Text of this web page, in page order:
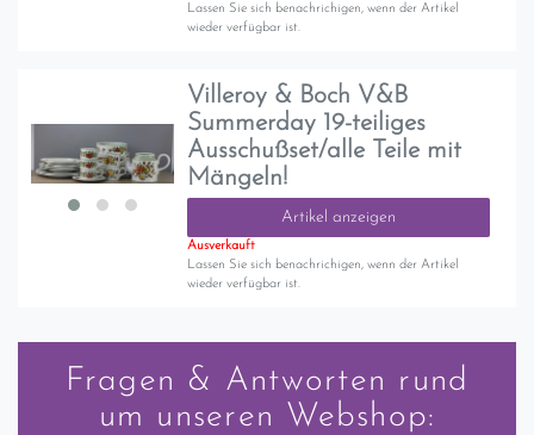
Lassen Sie sich benachrichigen, wenn der Artikel
wieder verfügbar ist.
Villeroy & Boch V&B
Summerday 19-teiliges
Ausschußset/alle Teile mit
Mängeln!
Artikel anzeigen
Ausverkauft
Lassen Sie sich benachrichigen, wenn der Artikel
wieder verfügbar ist.
Fragen & Antworten rund
um unseren Webshop: